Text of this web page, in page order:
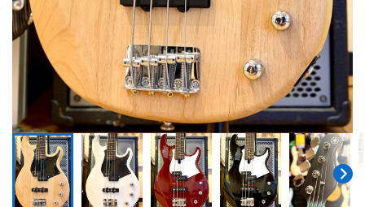
アンプ エフェクター
DJ機器 DTM
DTM オンライン納品 レコーディング機器
配信/ライブ機器 楽器アクセサリ